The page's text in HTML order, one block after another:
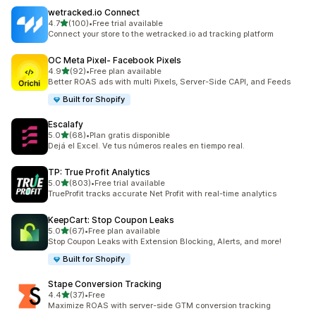
wetracked.io Connect
4.7เต็ม 5 ดาว
(100)
ทั้งหมด 100 รีวิว
•Free trial available
Connect your store to the wetracked.io ad tracking platform
OC Meta Pixel‑ Facebook Pixels
4.9เต็ม 5 ดาว
(92)
ทั้งหมด 92 รีวิว
•Free plan available
Better ROAS ads with multi Pixels, Server-Side CAPI, and Feeds
Built for Shopify
Escalafy
5.0เต็ม 5 ดาว
(68)
ทั้งหมด 68 รีวิว
•Plan gratis disponible
Dejá el Excel. Ve tus números reales en tiempo real.
TP: True Profit Analytics
5.0เต็ม 5 ดาว
(803)
ทั้งหมด 803 รีวิว
•Free trial available
TrueProfit tracks accurate Net Profit with real-time analytics
KeepCart: Stop Coupon Leaks
5.0เต็ม 5 ดาว
(67)
ทั้งหมด 67 รีวิว
•Free plan available
Stop Coupon Leaks with Extension Blocking, Alerts, and more!
Built for Shopify
Stape Conversion Tracking
4.4เต็ม 5 ดาว
(37)
ทั้งหมด 37 รีวิว
•Free
Maximize ROAS with server-side GTM conversion tracking